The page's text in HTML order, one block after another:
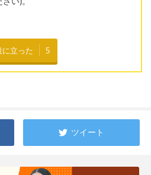
に立った 5
ツイート